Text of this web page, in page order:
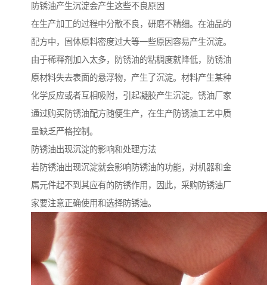
防锈油产生沉淀会产生这些不良原因
在生产加工的过程中分散不良，研磨不精细。在油品的
配方中，固体原料密度过大等一些原因容易产生沉淀。
由于稀释剂加入太多，防锈油的粘稠度就降低，防锈油
原材料失去表面的悬浮物，产生了沉淀。材料产生某种
化学反应或者互相吸附，引起凝胶产生沉淀。锈油厂家
通过购买防锈油配方随便生产，在生产防锈油工艺中质
量缺乏严格控制。
防锈油出现沉淀的影响和处理方法
若防锈油出现沉淀就会影响防锈油的功能，对机器和金
属元件起不到其应有的防锈作用，因此，采购防锈油厂
家要注意正确使用和选择防锈油。